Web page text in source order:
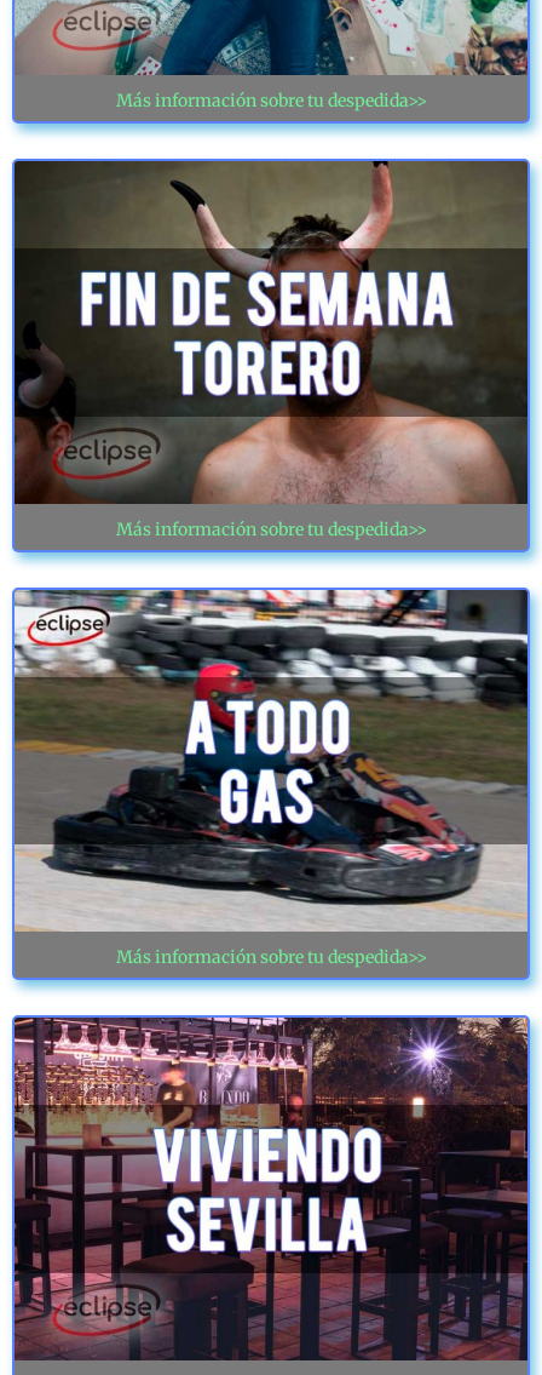
Más información sobre tu despedida>>
Más información sobre tu despedida>>
Más información sobre tu despedida>>